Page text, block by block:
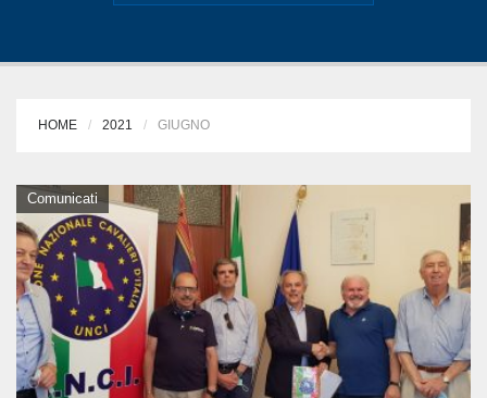
HOME 2021 GIUGNO
Comunicati